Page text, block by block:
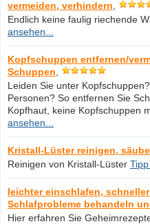
vermeiden, verhindern
Endlich keine faulig riechende
ansehen...
Kopfschuppen entfernen/
Schuppen
Leiden Sie unter
Personen? So entfernen Sie
Kopfhaut, keine Kopfschuppen
ansehen...
Kristall-Lüster reinigen,
Reinigen von Kristall-Lüster Tipp
leichter einschlafen,
Schlafprobleme behandeln
Hier erfahren Sie